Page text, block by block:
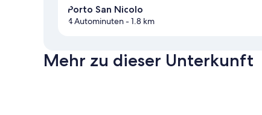
Porto San Nicolo
4 Autominuten- 1.8 km
Mehr zu dieser Unterkunft